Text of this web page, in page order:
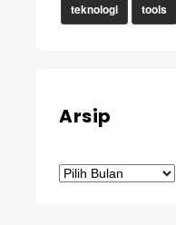
teknologi tools
Arsip
Arsip